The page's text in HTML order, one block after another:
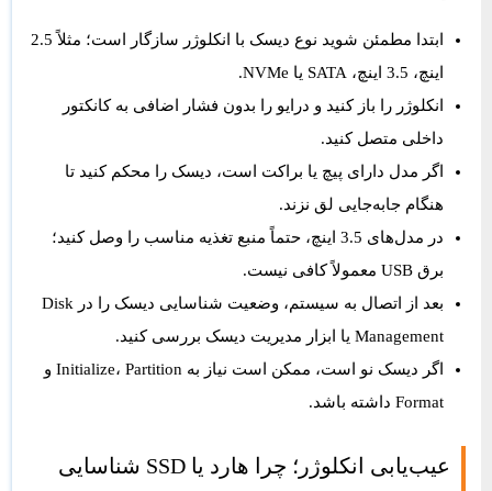
ابتدا مطمئن شوید نوع دیسک با انکلوژر سازگار است؛ مثلاً 2.5
اینچ، 3.5 اینچ، SATA یا NVMe.
انکلوژر را باز کنید و درایو را بدون فشار اضافی به کانکتور
داخلی متصل کنید.
اگر مدل دارای پیچ یا براکت است، دیسک را محکم کنید تا
هنگام جابه‌جایی لق نزند.
در مدل‌های 3.5 اینچ، حتماً منبع تغذیه مناسب را وصل کنید؛
برق USB معمولاً کافی نیست.
بعد از اتصال به سیستم، وضعیت شناسایی دیسک را در Disk
Management یا ابزار مدیریت دیسک بررسی کنید.
اگر دیسک نو است، ممکن است نیاز به Initialize، Partition و
Format داشته باشد.
عیب‌یابی انکلوژر؛ چرا هارد یا SSD شناسایی